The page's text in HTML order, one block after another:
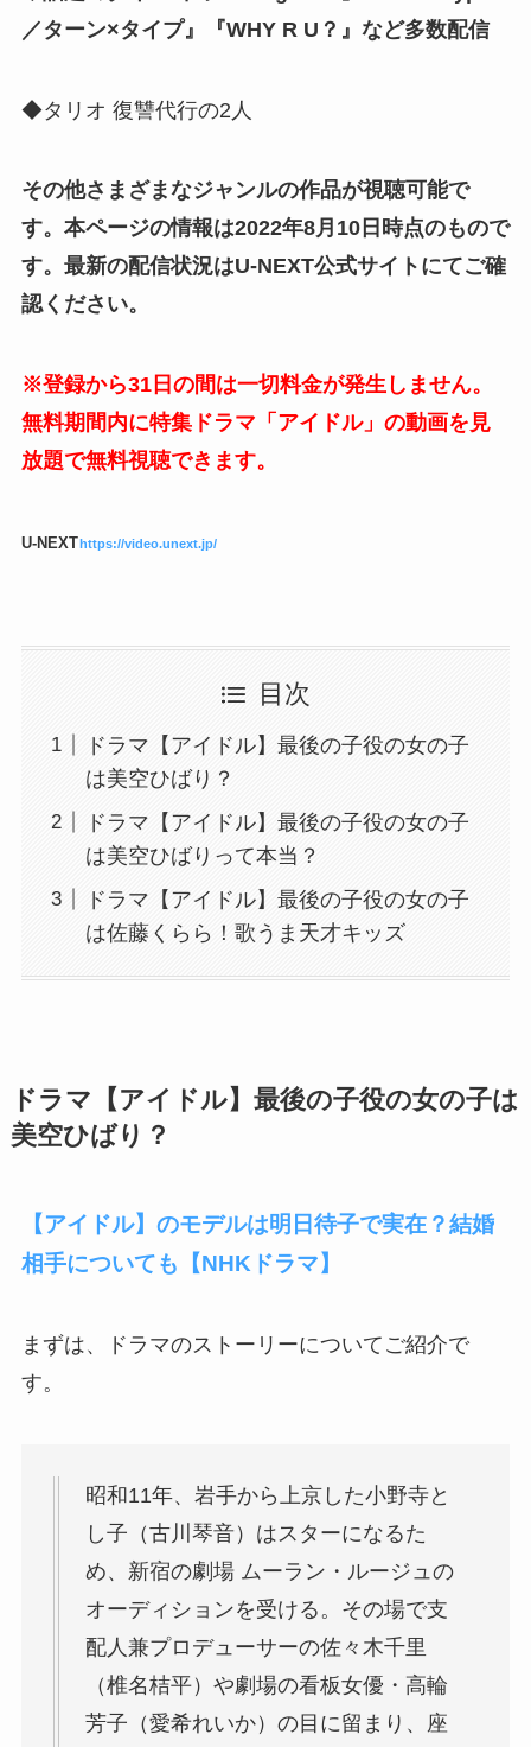
／ターン×タイプ』『WHY R U？』など多数配信
◆タリオ 復讐代行の2人
その他さまざまなジャンルの作品が視聴可能で
す。本ページの情報は2022年8月10日時点のもので
す。最新の配信状況はU-NEXT公式サイトにてご確
認ください。
※登録から31日の間は一切料金が発生しません。
無料期間内に特集ドラマ「アイドル」の動画を見
放題で無料視聴できます。
U-NEXThttps://video.unext.jp/
目次
ドラマ【アイドル】最後の子役の女の子
は美空ひばり？
ドラマ【アイドル】最後の子役の女の子
は美空ひばりって本当？
ドラマ【アイドル】最後の子役の女の子
は佐藤くらら！歌うま天才キッズ
ドラマ【アイドル】最後の子役の女の子は
美空ひばり？
【アイドル】のモデルは明日待子で実在？結婚
相手についても【NHKドラマ】
まずは、ドラマのストーリーについてご紹介で
す。
昭和11年、岩手から上京した小野寺と
し子（古川琴音）はスターになるた
め、新宿の劇場 ムーラン・ルージュの
オーディションを受ける。その場で支
配人兼プロデューサーの佐々木千里
（椎名桔平）や劇場の看板女優・高輪
芳子（愛希れいか）の目に留まり、座